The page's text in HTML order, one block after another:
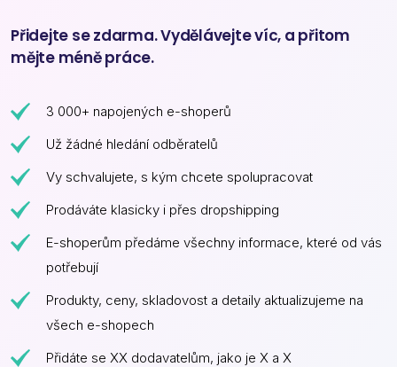
Přidejte se zdarma. Vydělávejte víc, a přitom
mějte méně práce.
3 000+ napojených e-shoperů
Už žádné hledání odběratelů
Vy schvalujete, s kým chcete spolupracovat
Prodáváte klasicky i přes dropshipping
E-shoperům předáme všechny informace, které od vás
potřebují
Produkty, ceny, skladovost a detaily aktualizujeme na
všech e-shopech
Přidáte se XX dodavatelům, jako je X a X